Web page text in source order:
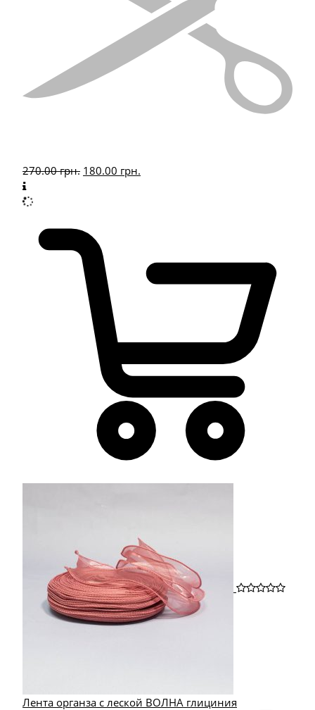
270.00грн. 180.00 грн.
Лента органза с леской ВОЛНА глициния